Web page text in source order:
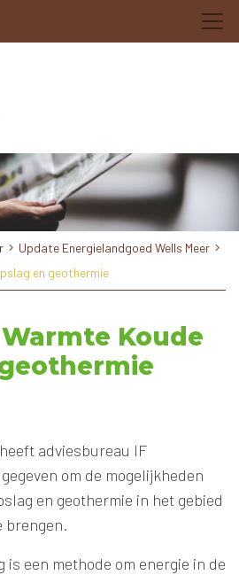
Update Energielandgoed Wells Meer
en geothermie
Koude
adviesbureau IF
om de mogelijkheden
en geothermie in het gebied
brengen.
is een methode om energie in de